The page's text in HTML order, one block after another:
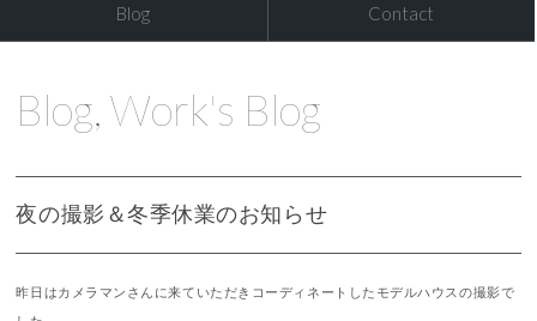
Blog Contact
Blog,Work's Blog
夜の撮影＆冬季休業のお知らせ
昨日はカメラマンさんに来ていただきコーディネートしたモデルハウスの撮影で